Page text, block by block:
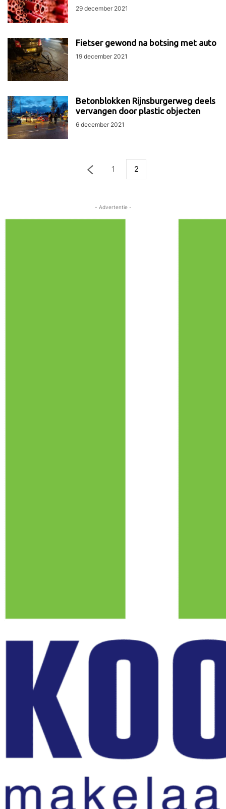
29 december 2021
Fietser gewond na botsing met auto
19 december 2021
Betonblokken Rijnsburgerweg deels
vervangen door plastic objecten
6 december 2021
1 2
- Advertentie -